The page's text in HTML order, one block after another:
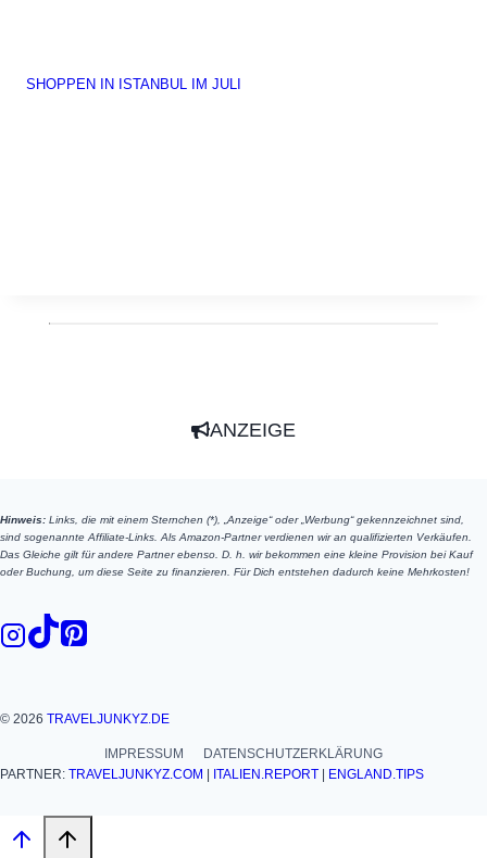
SHOPPEN IN ISTANBUL IM JULI
ANZEIGE
Hinweis: Links, die mit einem Sternchen (*), „Anzeige“ oder „Werbung“ gekennzeichnet sind,
sind sogenannte Affiliate-Links. Als Amazon-Partner verdienen wir an qualifizierten Verkäufen.
Das Gleiche gilt für andere Partner ebenso. D. h. wir bekommen eine kleine Provision bei Kauf
oder Buchung, um diese Seite zu finanzieren. Für Dich entstehen dadurch keine Mehrkosten!
© 2026 TRAVELJUNKYZ.DE
IMPRESSUM
DATENSCHUTZERKLÄRUNG
PARTNER: TRAVELJUNKYZ.COM | ITALIEN.REPORT | ENGLAND.TIPS